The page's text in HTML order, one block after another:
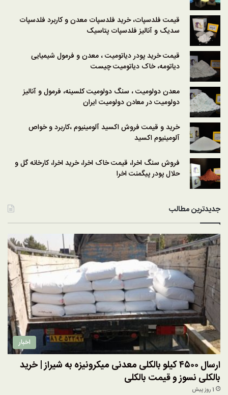
قیمت فلدسپات، خرید فلدسپات معدن و کاربرد فلدسپات
سدیک و آنالیز فلدسپات پتاسیک
قیمت خرید پودر دیاتومیت ، معدن و فرمول شیمیایی
دیاتومه، خاک دیاتومیت چیست
معدن دولومیت ، سنگ دولومیت کلسینه، فرمول و آنالیز
دولومیت در معادن دولومیت ایران
خرید و قیمت فروش اکسید آلومینیوم ،کاربرد و خواص
آلومینیوم اکسید
فروش سنگ اخرا، قیمت خاک اخرا، خرید اخرا، کارخانه گل و
حلال پودر پیگمنت اخرا
جدیدترین مطالب
اخبار
ارسال ۴۵۰۰ کیلو بالکلی معدنی میکرونیزه به شیراز | خرید
بالکلی نسوز و قیمت بالکلی
1 روز پیش